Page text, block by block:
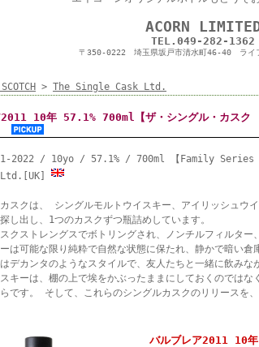
ACORN
TEL.049-282-1362
〒350-0222 埼玉県坂戸市清水町46-40 ライ
> The Single Cask Ltd.
2011 10年 57.1% 700ml【ザ・シングル・カスク
2022 / 10yo / 57.1% / 700ml 【Family
スクは、 シングルモルトウイスキー、アイリッシュウ
し出し、1つのカスクずつ瓶詰めしています。
クストレングスでボトリングされ、ノンチルフィルター
は可能な限り純粋で自然な状態に保たれ、静かで暗い
デカンタのようなスタイルで、友人たちと一緒に飲みな
キーは、棚の上で埃をかぶったままにしておくのでは
です。 そして、これらのシングルカスクのリリースを
バルブレア2011 10